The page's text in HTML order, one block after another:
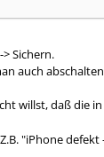
Sichern.
auch
willst, daß die
"iPhone